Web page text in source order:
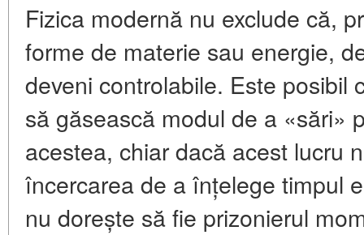
Fizica modernă nu exclude că,
forme de materie sau energie,
deveni controlabile. Este posibil
să găsească modul de a «sări»
acestea, chiar dacă acest lucru
încercarea de a înțelege timpul
nu dorește să fie prizonierul